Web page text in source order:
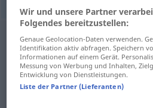
Wir und unsere Partner
Folgendes bereitzustellen:
Genaue Geolocation-Daten verwenden.
Identifikation aktiv abfragen. Speichern
Informationen auf einem Gerät.
Messung von Werbung und Inhalten,
Entwicklung von Dienstleistungen.
Liste der Partner (Lieferanten)